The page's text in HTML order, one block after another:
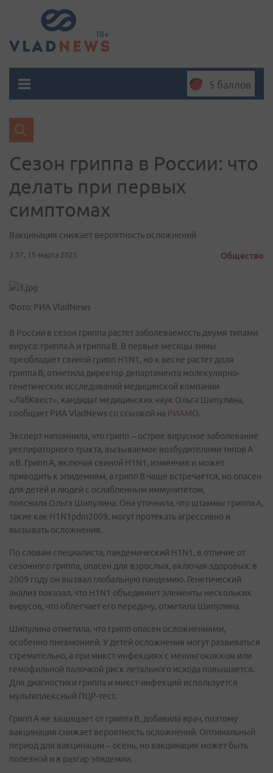
5 баллов
Сезон гриппа в России: что
делать при первых
симптомах
Вакцинация снижает вероятность осложнений
3:37, 15 марта 2025 Общество
Фото: РИА VladNews
В России в сезон гриппа растет заболеваемость двумя типами
вируса: гриппа A и гриппа B. В первые месяцы зимы
преобладает свиной грипп H1N1, но к весне растет доля
гриппа B, отметила директор департамента молекулярно-
генетических исследований медицинской компании
«ЛабКвест», кандидат медицинских наук Ольга Шипулина,
сообщает РИА VladNews со ссылкой на РИАМО.
Эксперт напомнила, что грипп – острое вирусное заболевание
респираторного тракта, вызываемое возбудителями типов A
и B. Грипп A, включая свиной H1N1, изменчив и может
приводить к эпидемиям, а грипп B чаще встречается, но опасен
для детей и людей с ослабленным иммунитетом,
пояснила Ольга Шипулина. Она уточнила, что штаммы гриппа A,
такие как H1N1pdm2009, могут протекать агрессивно и
вызывать осложнения.
По словам специалиста, пандемический H1N1, в отличие от
сезонного гриппа, опасен для взрослых, включая здоровых: в
2009 году он вызвал глобальную пандемию. Генетический
анализ показал, что H1N1 объединяет элементы нескольких
вирусов, что облегчает его передачу, отметила Шипулина.
Шипулина отметила, что грипп опасен осложнениями,
особенно пневмонией. У детей осложнения могут развиваться
стремительно, а при микст-инфекциях с менингококком или
гемофильной палочкой риск летального исхода повышается.
Для диагностики гриппа и микст-инфекций используется
мультиплексный ПЦР-тест.
Грипп A не защищает от гриппа B, добавила врач, поэтому
вакцинация снижает вероятность осложнений. Оптимальный
период для вакцинации – осень, но вакцинация может быть
полезной и в разгар эпидемии.